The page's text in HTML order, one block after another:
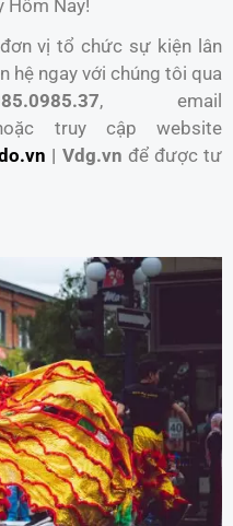
Hôm Nay!
vị tổ chức sự kiện lân
hệ ngay với chúng tôi qua
, email
truy cập website
| Vdg.vn để được tư